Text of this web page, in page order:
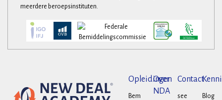
meerdere beroepsinstituten.
Opleidingen
Bem
Over
NDA
Contact
see
Blog